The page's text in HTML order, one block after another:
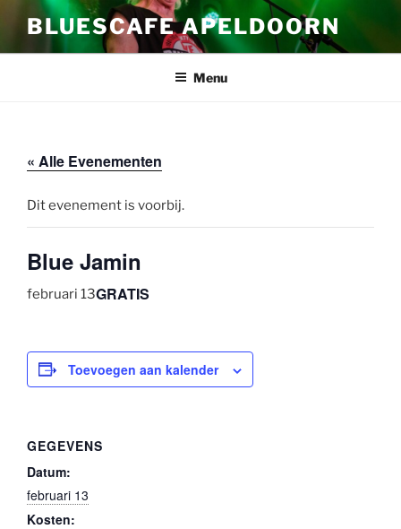
de
BLUESCAFE APELDOORN
Menu
« Alle Evenementen
Dit evenement is voorbij.
Blue Jamin
februari 13GRATIS
Toevoegen aan kalender
GEGEVENS
Datum:
februari 13
Kosten: